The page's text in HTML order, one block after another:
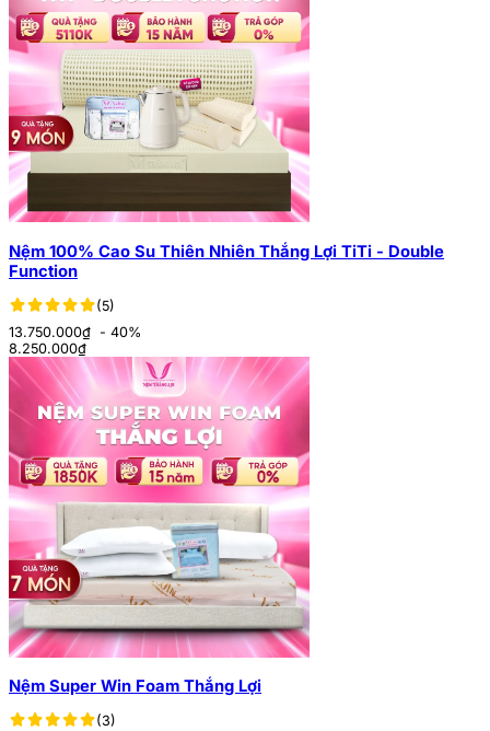
Nệm 100% Cao Su Thiên Nhiên Thắng Lợi TiTi - Double
Function
(5)
13.750.000₫ - 40%
8.250.000₫
Nệm Super Win Foam Thắng Lợi
(3)